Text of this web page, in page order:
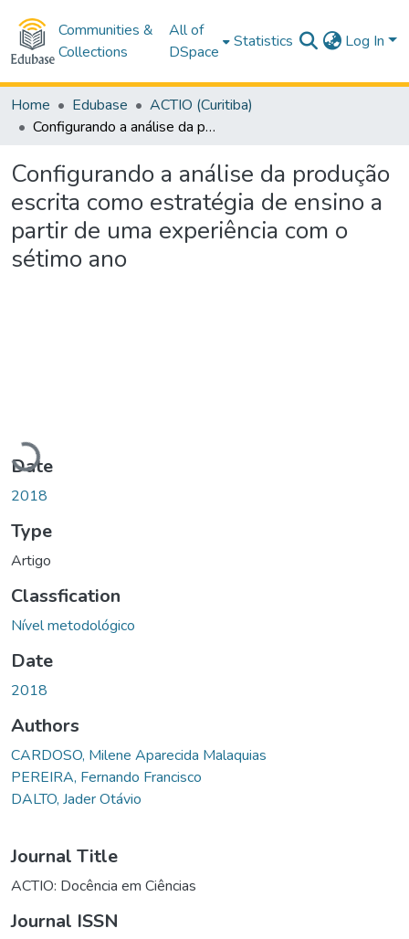
Communities &
Collections
All of
DSpace
Statistics Log In
Home Edubase
ACTIO (Curitiba)
Configurando a análise da produção escrita como estratégia de ensino a partir de uma experiência com o sétimo ano
Configurando a análise da produção
escrita como estratégia de ensino a
partir de uma experiência com o
sétimo ano
Loading...
Date
2018
Type
Artigo
Classfication
Nível metodológico
Date
2018
Authors
CARDOSO, Milene Aparecida Malaquias
PEREIRA, Fernando Francisco
DALTO, Jader Otávio
Journal Title
ACTIO: Docência em Ciências
Journal ISSN